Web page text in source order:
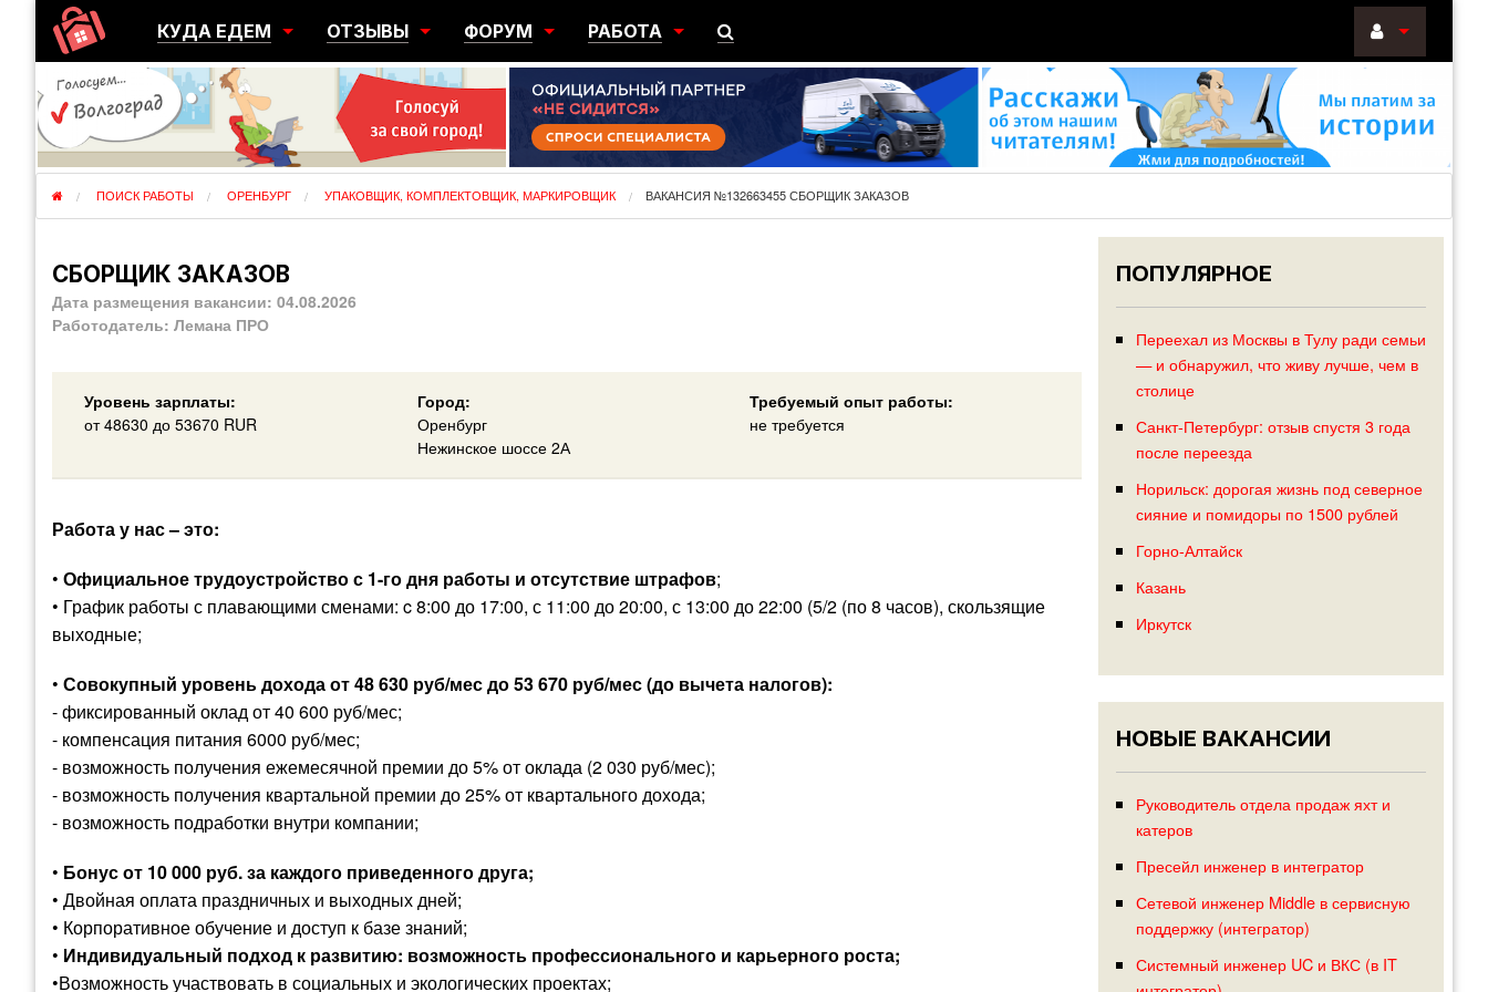
КУДА ЕДЕМ
ГОРОДА
РЕГИОНЫ
ОТЗЫВЫ
ПЕРЕЕЗДЫ
ЭМИГРАЦИЯ
ФОРУМ
ЮЖНЫЙ
РАБОТА
ПОИСК РАБОТЫ
РАЗМЕСТИТЬ ВАКАНСИЮ
Войти
ПОИСК РАБОТЫ ОРЕНБУРГ УПАКОВЩИК, КОМПЛЕКТОВЩИК, МАРКИРОВЩИК ВАКАНСИЯ №132663455 СБОРЩИК ЗАКАЗОВ
СБОРЩИК ЗАКАЗОВ
Дата размещения вакансии: 04.08.2026
Работодатель: Лемана ПРО
Уровень зарплаты:
от48630 до 53670 RUR
Город:
Оренбург
Нежинское шоссе 2А
Требуемый опыт работы:
не требуется
Работа у нас – это:
• Официальное трудоустройство с 1-го дня работы и отсутствие штрафов;
• График работы с плавающими сменами: c 8:00 до 17:00, с 11:00 до 20:00, с 13:00 до 22:00 (5/2 (по 8 часов), скользящие
выходные;
• Совокупный уровень дохода от48 630 руб/мес до53 670 руб/мес (до вычета налогов):
- фиксированный оклад от 40 600 руб/мес;
- компенсация питания 6000 руб/мес;
- возможность получения ежемесячной премии до 5% от оклада (2 030 руб/мес);
- возможность получения квартальной премии до 25% от квартального дохода;
- возможность подработки внутри компании;
• Бонус от 10 000 руб. за каждого приведенного друга;
• Двойная оплата праздничных и выходных дней;
• Корпоративное обучение и доступ к базе знаний;
• Индивидуальный подход к развитию: возможность профессионального и карьерного роста;
•Возможность участвовать в социальных и экологических проектах;
ПОПУЛЯРНОЕ
Переехал из Москвы в Тулу ради семьи
— и обнаружил, что живу лучше, чем в
столице
Санкт-Петербург: отзыв спустя 3 года
после переезда
Норильск: дорогая жизнь под северное
сияние и помидоры по 1500 рублей
Горно-Алтайск
Казань
Иркутск
НОВЫЕ ВАКАНСИИ
Руководитель отдела продаж яхт и
катеров
Пресейл инженер в интегратор
Сетевой инженер Middle в сервисную
поддержку (интегратор)
Системный инженер UC и ВКС (в IT